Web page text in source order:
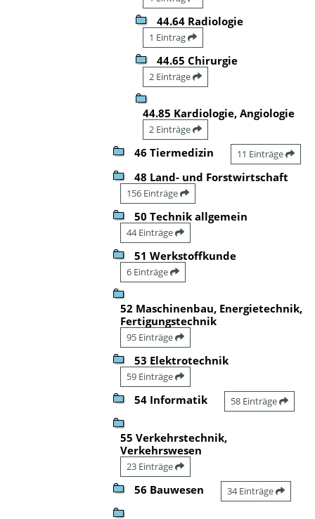
44.64 Radiologie
1 Eintrag
44.65 Chirurgie
2 Einträge
44.85 Kardiologie, Angiologie
2 Einträge
46 Tiermedizin 11 Einträge
48 Land- und Forstwirtschaft
156 Einträge
50 Technik allgemein
44 Einträge
51 Werkstoffkunde
6 Einträge
52 Maschinenbau, Energietechnik,
Fertigungstechnik
95 Einträge
53 Elektrotechnik
59 Einträge
54 Informatik 58 Einträge
55 Verkehrstechnik,
Verkehrswesen
23 Einträge
56 Bauwesen 34 Einträge